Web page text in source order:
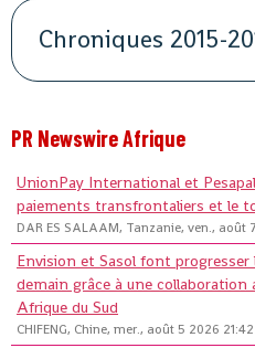
Chroniques 2015-
PR Newswire Afrique
UnionPay International et
paiements transfrontaliers et le
DAR ES SALAAM, Tanzanie, ven., août
Envision et Sasol font
demain grâce à une
Afrique du Sud
CHIFENG, Chine, mer., août 5 2026 21:42